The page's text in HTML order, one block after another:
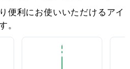
便利にお使いいただけるアイ
。